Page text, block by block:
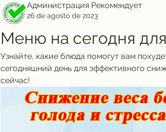
Администрация Рекомендует
26 de agosto de 2023
Меню на сегодня
Узнайте, какие блюда помогут вам
сегодняшний день для эффективного
сейчас!